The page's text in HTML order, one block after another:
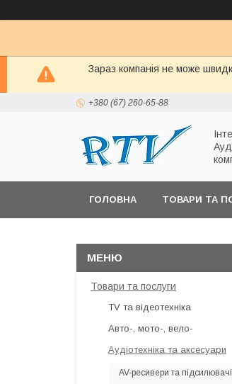
Зараз компанія не може
+380 (67) 260-65-88
ГОЛОВНА ТОВАРИ ТА
Товари та послуги
TV та відеотехніка
Авто-, мото-, вело-
Аудіотехніка та аксесуари
AV-ресивери та підсилювачі